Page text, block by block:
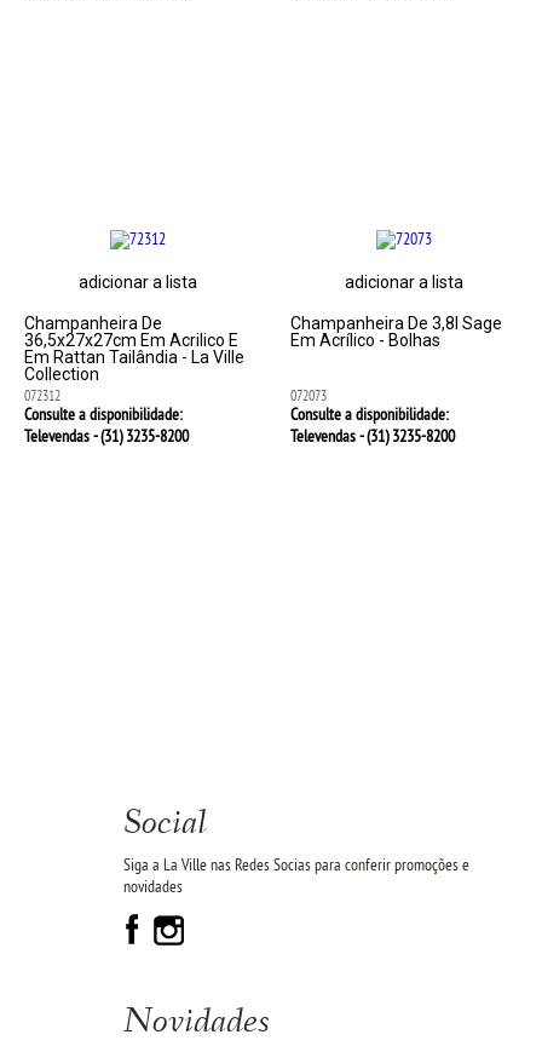
adicionar a lista
Champanheira De
36,5x27x27cm Em Acrilico E
Em Rattan Tailândia - La Ville
Collection
072312
Consulte a disponibilidade:
Televendas - (31)3235-8200
adicionar a lista
Champanheira De 3,8l Sage
Em Acrílico - Bolhas
072073
Consulte a disponibilidade:
Televendas - (31)3235-8200
Social
Siga a La Ville nas Redes Socias para conferir promoções e
novidades
Novidades